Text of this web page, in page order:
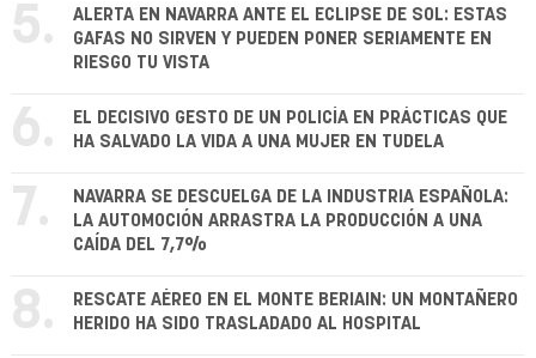
5.
ALERTA EN NAVARRA ANTE EL ECLIPSE DE SOL: ESTAS
GAFAS NO SIRVEN Y PUEDEN PONER SERIAMENTE EN
RIESGO TU VISTA
6.
EL DECISIVO GESTO DE UN POLICÍA EN PRÁCTICAS QUE
HA SALVADO LA VIDA A UNA MUJER EN TUDELA
7.
NAVARRA SE DESCUELGA DE LA INDUSTRIA ESPAÑOLA:
LA AUTOMOCIÓN ARRASTRA LA PRODUCCIÓN A UNA
CAÍDA DEL 7,7%
8.
RESCATE AÉREO EN EL MONTE BERIAIN: UN MONTAÑERO
HERIDO HA SIDO TRASLADADO AL HOSPITAL